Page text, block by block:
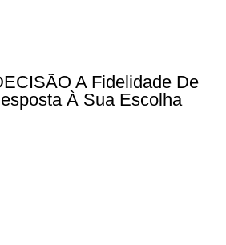
A Fidelidade De
À Sua Escolha